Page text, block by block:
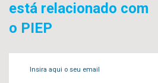
está relacionado com
o PIEP
Insira aqui o seu email